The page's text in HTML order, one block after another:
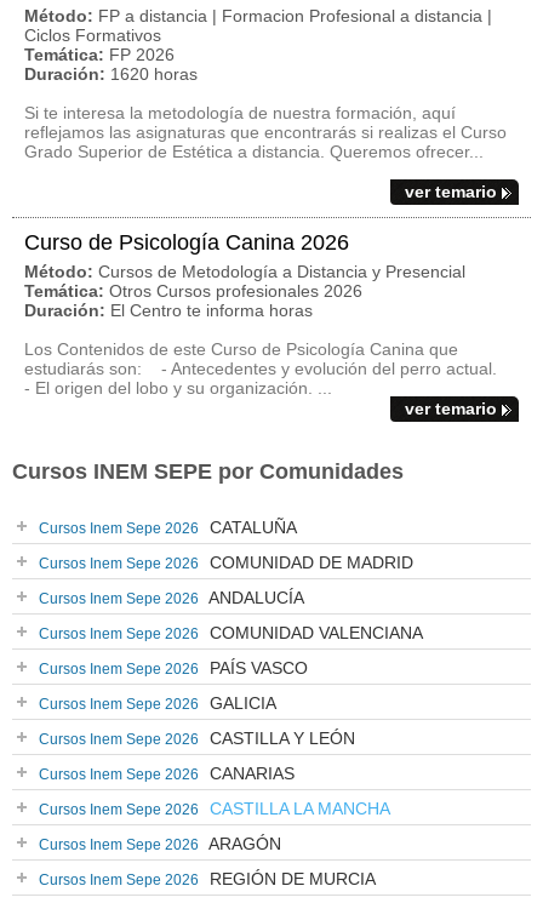
Método: FP a distancia | Formacion Profesional a distancia |
Ciclos Formativos
Temática: FP 2026
Duración: 1620 horas
Si te interesa la metodología de nuestra formación, aquí
reflejamos las asignaturas que encontrarás si realizas el Curso
Grado Superior de Estética a distancia. Queremos ofrecer...
ver temario
Curso de Psicología Canina 2026
Método: Cursos de Metodología a Distancia y Presencial
Temática: Otros Cursos profesionales 2026
Duración: El Centro te informa horas
Los Contenidos de este Curso de Psicología Canina que
estudiarás son: - Antecedentes y evolución del perro actual.
- El origen del lobo y su organización. ...
ver temario
Cursos INEM SEPE por Comunidades
Cursos Inem Sepe 2026 CATALUÑA
Cursos Inem Sepe 2026 COMUNIDAD DE MADRID
Cursos Inem Sepe 2026 ANDALUCÍA
Cursos Inem Sepe 2026 COMUNIDAD VALENCIANA
Cursos Inem Sepe 2026 PAÍS VASCO
Cursos Inem Sepe 2026 GALICIA
Cursos Inem Sepe 2026 CASTILLA Y LEÓN
Cursos Inem Sepe 2026 CANARIAS
Cursos Inem Sepe 2026 CASTILLA LA MANCHA
Cursos Inem Sepe 2026 ARAGÓN
Cursos Inem Sepe 2026 REGIÓN DE MURCIA